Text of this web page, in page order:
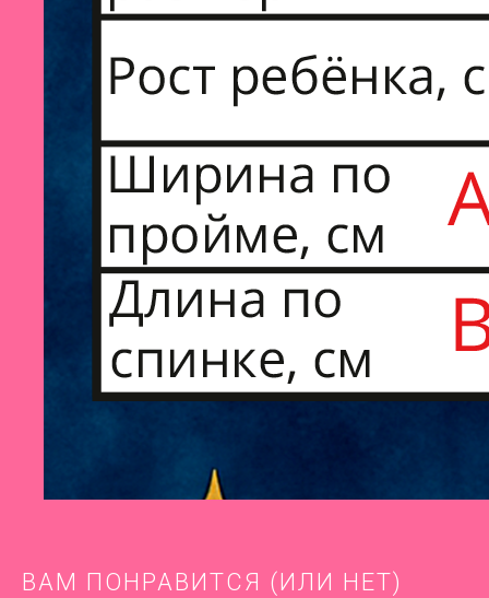
ВАМ ПОНРАВИТСЯ (ИЛИ НЕТ)